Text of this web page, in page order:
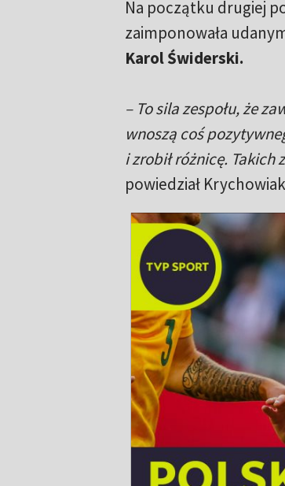
Na początku drugiej
zaimponowała
Karol Świderski.
– To sila zespołu, że
wnoszą coś
i zrobił różnicę.
powiedział